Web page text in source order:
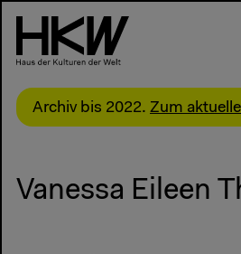
Archiv bis 2022. Zum
Vanessa Eileen